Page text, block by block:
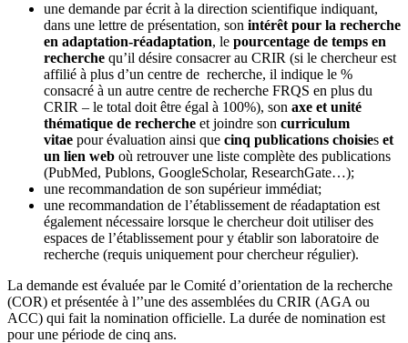
une demande par écrit à la direction scientifique indiquant,
dans une lettre de présentation, son intérêt pour la recherche
en adaptation-réadaptation, le pourcentage de temps en
recherche qu’il désire consacrer au CRIR (si le chercheur est
affilié à plus d’un centre de recherche, il indique le %
consacré à un autre centre de recherche FRQS en plus du
CRIR – le total doit être égal à 100%), son axe et unité
thématique de recherche et joindre son curriculum
vitae pour évaluation ainsi que cinq publications choisies et
un lien web où retrouver une liste complète des publications
(PubMed, Publons, GoogleScholar, ResearchGate…);
une recommandation de son supérieur immédiat;
une recommandation de l’établissement de réadaptation est
également nécessaire lorsque le chercheur doit utiliser des
espaces de l’établissement pour y établir son laboratoire de
recherche (requis uniquement pour chercheur régulier).
La demande est évaluée par le Comité d’orientation de la recherche
(COR) et présentée à l’’une des assemblées du CRIR (AGA ou
ACC) qui fait la nomination officielle. La durée de nomination est
pour une période de cinq ans.